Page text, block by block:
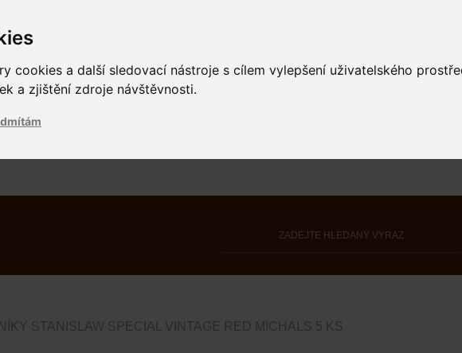
cookies a další sledovací nástroje s cílem vylepšení uživatelského
a zjištění zdroje návštěvnosti.
STANISLAW SPECIAL VINTAGE RED MICHALS 5 KS